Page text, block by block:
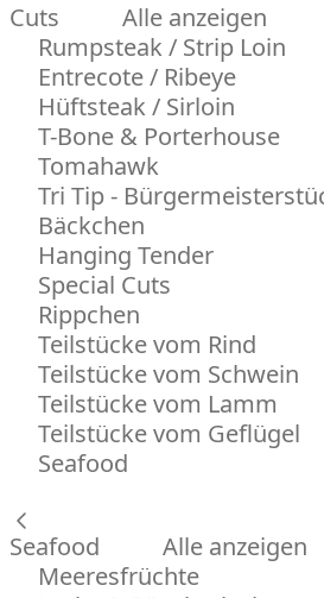
Cuts Alle anzeigen
Rumpsteak / Strip Loin
Entrecote / Ribeye
Hüftsteak / Sirloin
T-Bone & Porterhouse
Tomahawk
Tri Tip -
Bäckchen
Hanging Tender
Special Cuts
Rippchen
Teilstücke vom Rind
Teilstücke vom Schwein
Teilstücke vom Lamm
Teilstücke vom Geflügel
Seafood
Seafood Alle anzeigen
Meeresfrüchte